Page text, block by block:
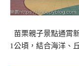
苗栗親子景點通霄
1公頃，結合海洋、